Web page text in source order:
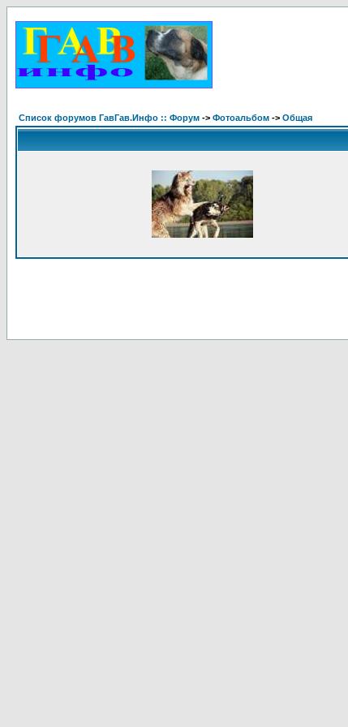
Список форумов ГавГав.Инфо :: Форум -> Фотоальбом -> Общая